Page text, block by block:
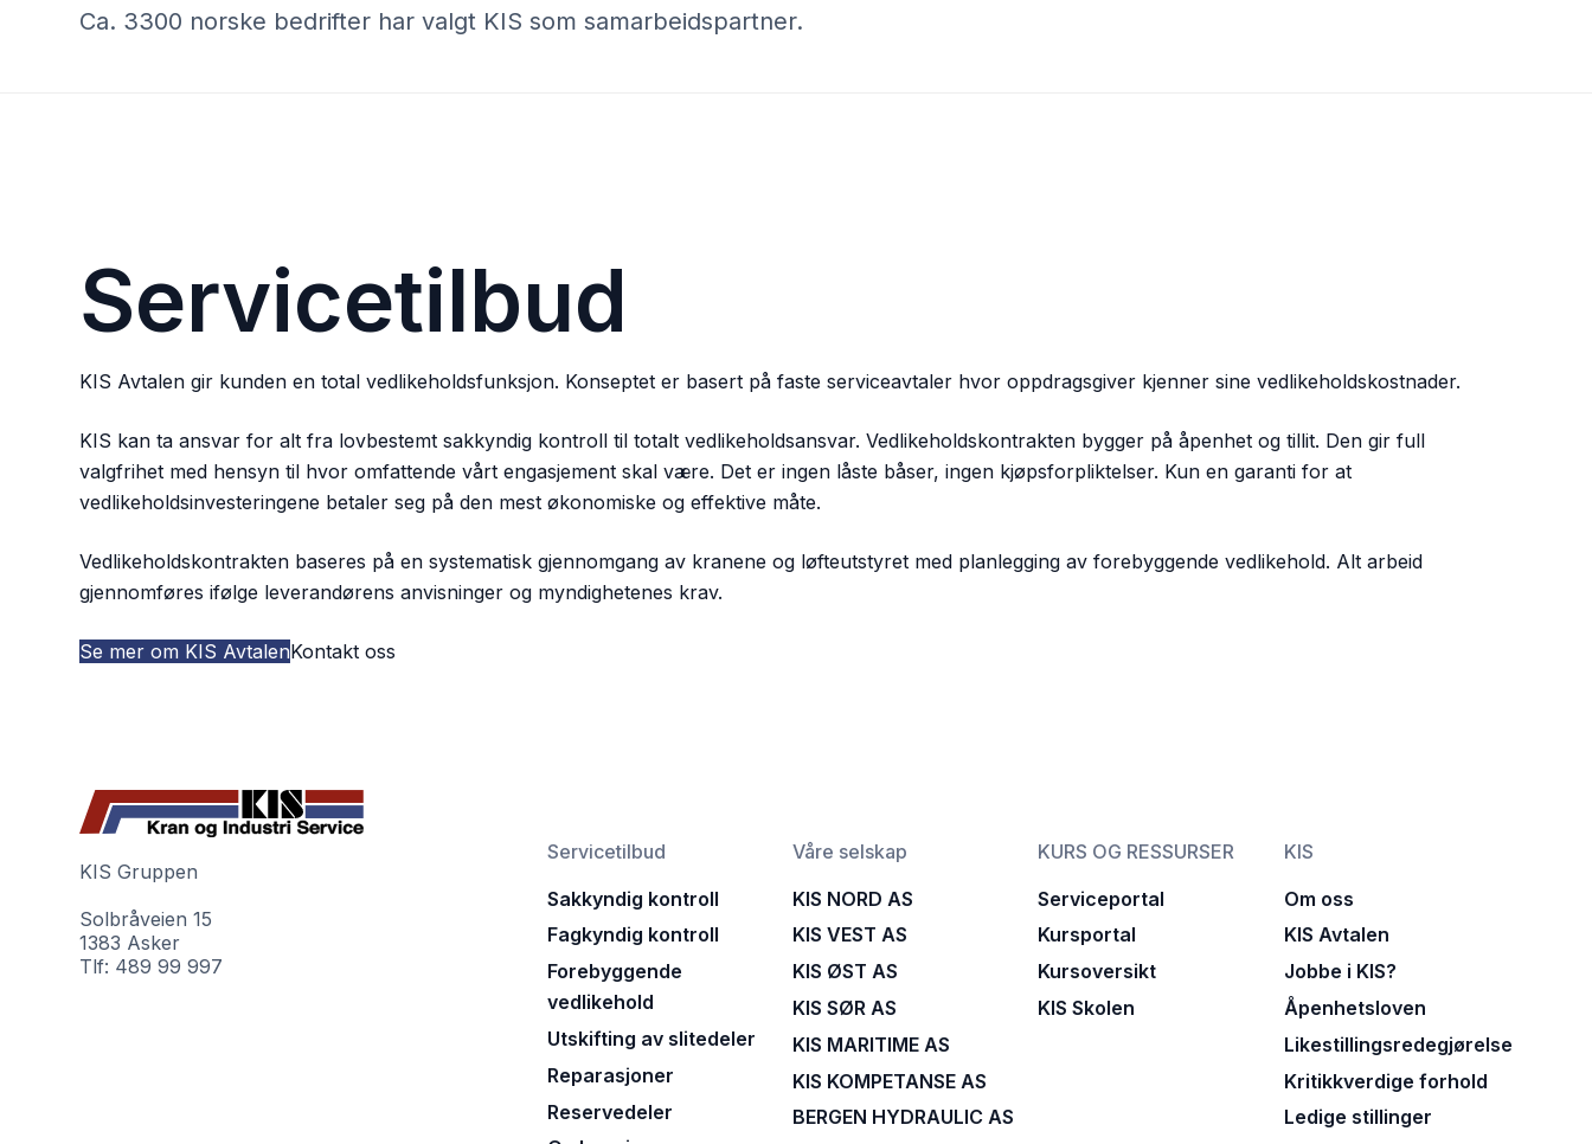
Ca. 3300 norske bedrifter har valgt KIS som samarbeidspartner.
Servicetilbud
KIS Avtalen gir kunden en total vedlikeholdsfunksjon. Konseptet er basert på faste serviceavtaler hvor oppdragsgiver kjenner sine vedlikeholdskostnader.
KIS kan ta ansvar for alt fra lovbestemt sakkyndig kontroll til totalt vedlikeholdsansvar. Vedlikeholdskontrakten bygger på åpenhet og tillit. Den gir full
valgfrihet med hensyn til hvor omfattende vårt engasjement skal være. Det er ingen låste båser, ingen kjøpsforpliktelser. Kun en garanti for at
vedlikeholdsinvesteringene betaler seg på den mest økonomiske og effektive måte.
Vedlikeholdskontrakten baseres på en systematisk gjennomgang av kranene og løfteutstyret med planlegging av forebyggende vedlikehold. Alt arbeid
gjennomføres ifølge leverandørens anvisninger og myndighetenes krav.
Se mer om KIS AvtalenKontakt oss
KIS Gruppen
Solbråveien 15
1383 Asker
Tlf: 489 99 997
Servicetilbud
Sakkyndig kontroll
Fagkyndig kontroll
Forebyggende
vedlikehold
Utskifting av slitedeler
Reparasjoner
Reservedeler
Våre selskap
KIS NORD AS
KIS VEST AS
KIS ØST AS
KIS SØR AS
KIS MARITIME AS
KIS KOMPETANSE AS
BERGEN HYDRAULIC AS
KURS OG RESSURSER
Serviceportal
Kursportal
Kursoversikt
KIS Skolen
KIS
Om oss
KIS Avtalen
Jobbe i KIS?
Åpenhetsloven
Likestillingsredegjørelse
Kritikkverdige forhold
Ledige stillinger